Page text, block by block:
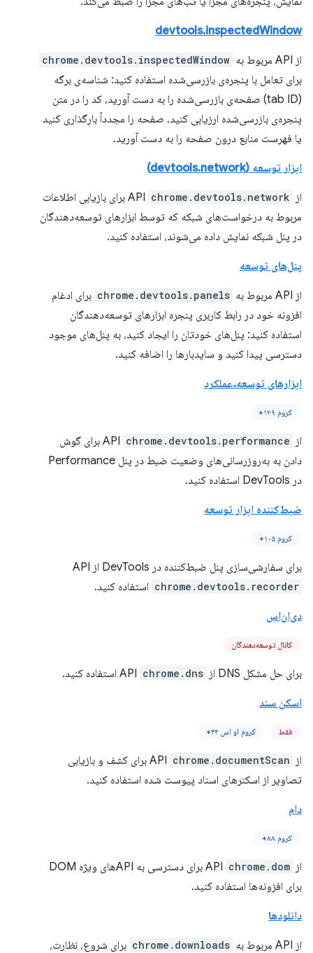
devtools.inspectedWindow
از API مربوط به chrome.devtools.inspectedWindow
برای تعامل با پنجره‌ی بازرسی‌شده استفاده کنید: شناسه‌ی برگه
(tab ID) صفحه‌ی بازرسی‌شده را به دست آورید، کد را در متن
پنجره‌ی بازرسی‌شده ارزیابی کنید، صفحه را مجدداً بارگذاری کنید
یا فهرست منابع درون صفحه را به دست آورید.
ابزار توسعه (devtools.network)
از API chrome.devtools.network
برای بازیابی اطلاعات
مربوط به درخواست‌های شبکه که توسط ابزارهای توسعه‌دهندگان
در پنل شبکه نمایش داده می‌شوند، استفاده کنید.
پنل‌های توسعه
از API مربوط به chrome.devtools.panels برای ادغام
افزونه خود در رابط کاربری پنجره ابزارهای توسعه‌دهندگان
استفاده کنید: پنل‌های خودتان را ایجاد کنید، به پنل‌های موجود
دسترسی پیدا کنید و سایدبارها را اضافه کنید.
ابزارهای توسعه.عملکرد
کروم ۱۲۹+
از API chrome.devtools.performance
برای گوش
دادن به به‌روزرسانی‌های وضعیت ضبط در پنل Performance
در DevTools استفاده کنید.
ضبط‌کننده ابزار توسعه
کروم ۱۰۵+
برای سفارشی‌سازی پنل ضبط‌کننده در DevTools از API
chrome.devtools.recorder استفاده کنید.
دی‌ان‌اس
کانال توسعه‌دهندگان
برای حل مشکل DNS از API chrome.dns استفاده کنید.
اسکن سند
فقط کروم او اس ۴۴+
از API chrome.documentScan
برای کشف و بازیابی
تصاویر از اسکنرهای اسناد پیوست شده استفاده کنید.
دام
کروم ۸۸+
از API chrome.dom
برای دسترسی به APIهای ویژه DOM
برای افزونه‌ها استفاده کنید.
دانلودها
از API مربوط به chrome.downloads برای شروع، نظارت،